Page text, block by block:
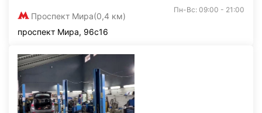
Проспект Мира(0,4 км)
Пн-Вс: 09:00 - 21:00
проспект Мира, 96с16